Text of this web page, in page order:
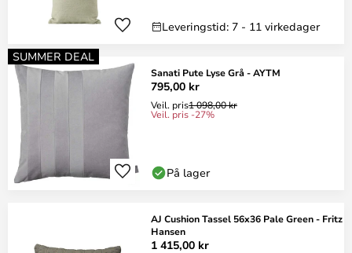
Leveringstid: 7 - 11 virkedager
SUMMER DEAL
Sanati Pute Lyse Grå - AYTM
795,00 kr
Veil. pris1 098,00 kr
Veil. pris -27%
På lager
AJ Cushion Tassel 56x36 Pale Green - Fritz
Hansen
1 415,00 kr